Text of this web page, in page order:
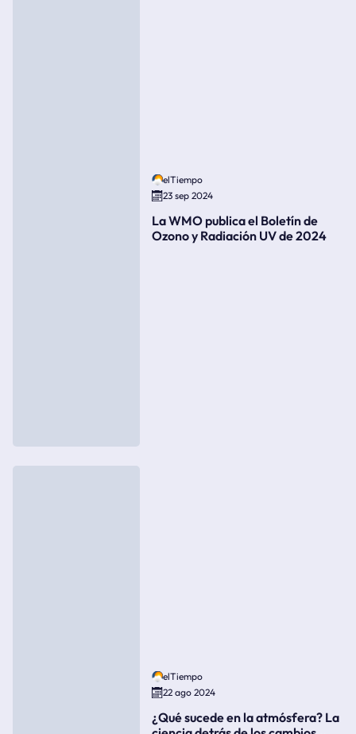
elTiempo
23 sep 2024
La WMO publica el Boletín de
Ozono y Radiación UV de 2024
elTiempo
22 ago 2024
¿Qué sucede en la atmósfera? La